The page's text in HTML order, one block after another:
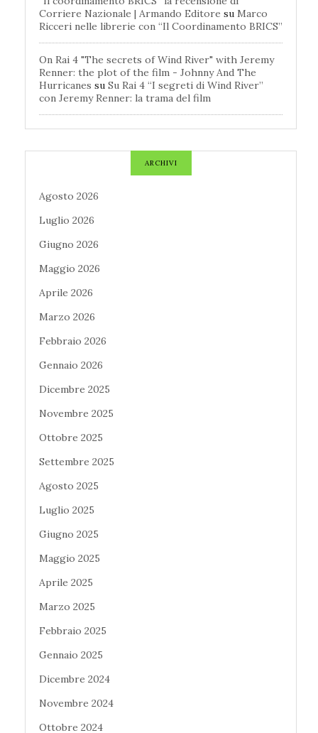
Corriere Nazionale | Armando Editore su Marco
Ricceri nelle librerie con “Il Coordinamento BRICS”
On Rai 4 "The secrets of Wind River" with Jeremy
Renner: the plot of the film - Johnny And The
Hurricanes su Su Rai 4 “I segreti di Wind River”
con Jeremy Renner: la trama del film
ARCHIVI
Agosto 2026
Luglio 2026
Giugno 2026
Maggio 2026
Aprile 2026
Marzo 2026
Febbraio 2026
Gennaio 2026
Dicembre 2025
Novembre 2025
Ottobre 2025
Settembre 2025
Agosto 2025
Luglio 2025
Giugno 2025
Maggio 2025
Aprile 2025
Marzo 2025
Febbraio 2025
Gennaio 2025
Dicembre 2024
Novembre 2024
Ottobre 2024